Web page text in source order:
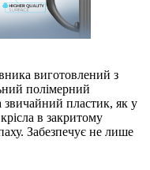
виготовлений з
полімерний
звичайний пластик, як у
в закритому
Забезпечує не лише